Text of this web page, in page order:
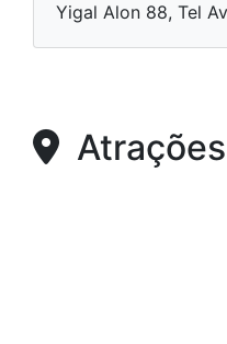
Yigal Alon 88, Tel